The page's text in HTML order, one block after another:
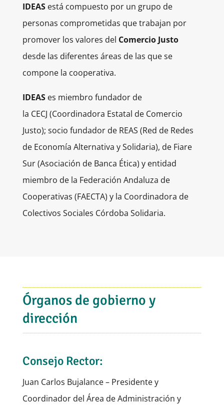
IDEASestá compuesto por un grupo de
personas comprometidas que trabajan por
promover los valores del Comercio Justo
desde las diferentes áreas de las que se
compone la cooperativa.
IDEAS es miembro fundador de
la CECJ (Coordinadora Estatal de Comercio
Justo); socio fundador de REAS (Red de Redes
de Economía Alternativa y Solidaria), de Fiare
Sur(Asociación de Banca Ética) y entidad
miembro de la Federación Andaluza de
Cooperativas (FAECTA) y la Coordinadora de
Colectivos Sociales Córdoba Solidaria.
Órganos de gobierno y
dirección
Consejo Rector:
Juan Carlos Bujalance – Presidente y
Coordinador del Área de Administración y